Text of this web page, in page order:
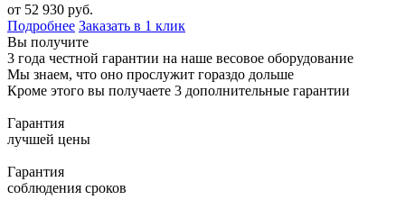
от 52 930 руб.
Подробнее Заказать в 1 клик
Вы получите
3 года честной гарантии на наше весовое оборудование
Мы знаем, что оно прослужит гораздо дольше
Кроме этого вы получаете 3 дополнительные гарантии
Гарантия
лучшей цены
Гарантия
соблюдения сроков